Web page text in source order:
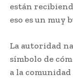
están
eso es un muy
La autoridad
símbolo de
a la